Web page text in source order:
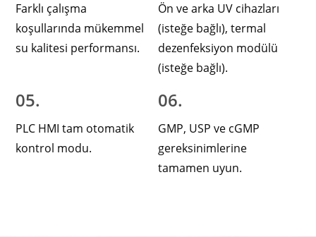
Farklı çalışma
koşullarında mükemmel
su kalitesi performansı.
Ön ve arka UV cihazları
(isteğe bağlı), termal
dezenfeksiyon modülü
(isteğe bağlı).
05.
PLC HMI tam otomatik
kontrol modu.
06.
GMP, USP ve cGMP
gereksinimlerine
tamamen uyun.